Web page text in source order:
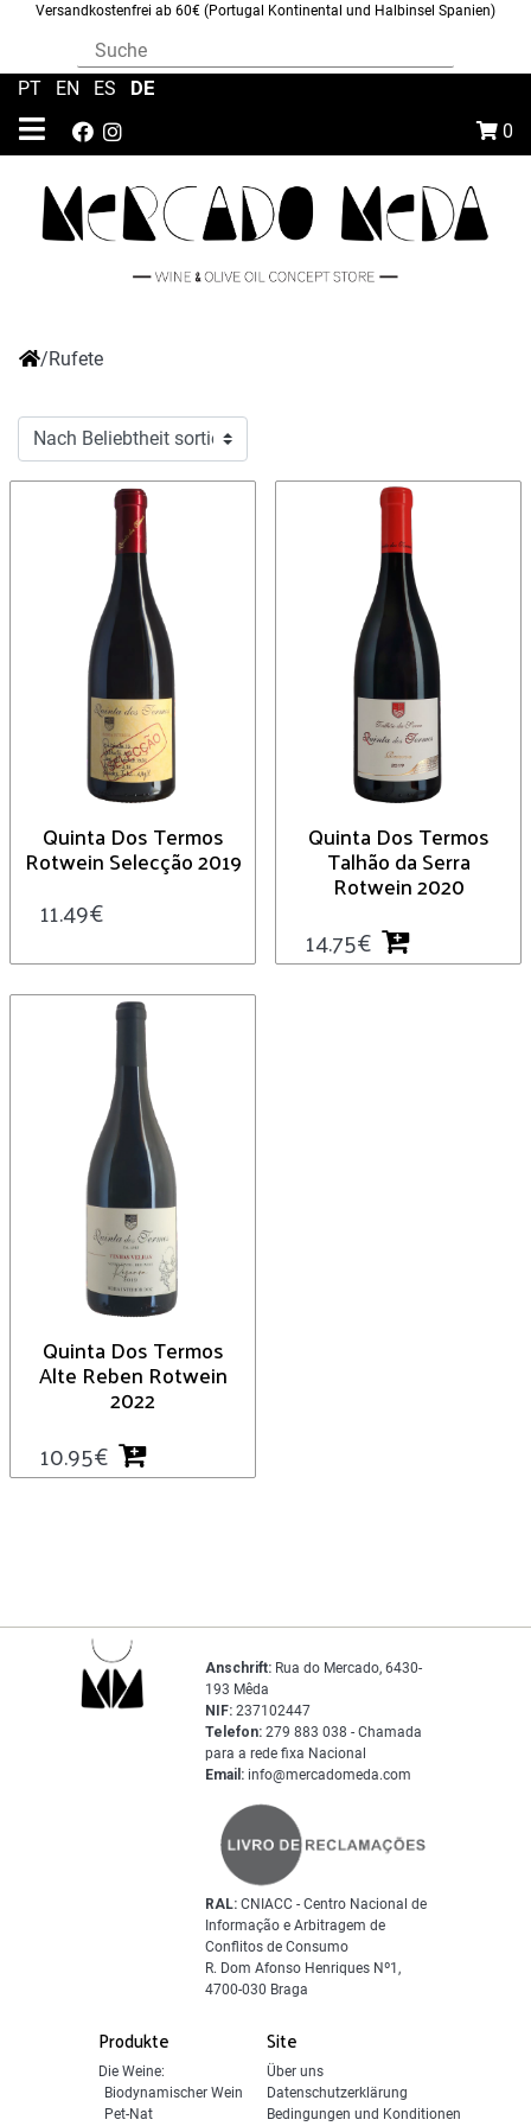
Versandkostenfrei ab 60€ (Portugal Kontinental und Halbinsel Spanien)
0
PT EN ES DE
/Rufete
Quinta Dos Termos
Rotwein Selecção 2019
11.49€
Quinta Dos Termos
Talhão da Serra
Rotwein 2020
14.75€
Quinta Dos Termos
Alte Reben Rotwein
2022
10.95€
Produkte
Die Weine:
Biodynamischer Wein
Pet-Nat
Site
Über uns
Datenschutzerklärung
Bedingungen und Konditionen
Anschrift: Rua do Mercado, 6430-
193 Mêda
NIF: 237102447
Telefon: 279 883 038 - Chamada
para a rede fixa Nacional
Email: info@mercadomeda.com
RAL: CNIACC - Centro Nacional de
Informação e Arbitragem de
Conflitos de Consumo
R. Dom Afonso Henriques Nº1,
4700-030 Braga